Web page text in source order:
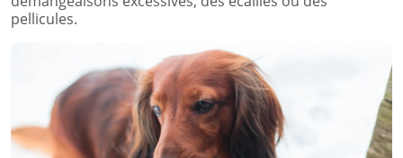
pellicules.